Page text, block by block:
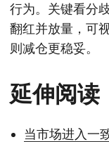
行为。关键看分
翻红并放量，可
则减仓更稳妥。
延伸阅读
当市场进入一